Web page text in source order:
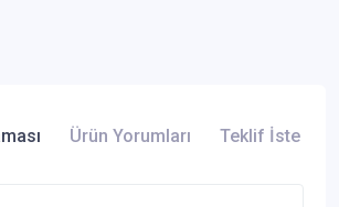
Ürün Yorumları Teklif İste